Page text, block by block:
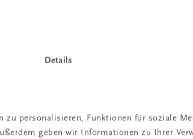
Details
zu personalisieren, Funktionen für soziale
geben wir Informationen zu Ihrer
gerne für Sie da